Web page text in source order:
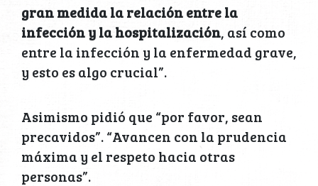
gran medida la relación entre la
infección y la hospitalización, así como
entre la infección y la enfermedad grave,
y esto es algo crucial”.
Asimismo pidió que “por favor, sean
precavidos”. “Avancen con la prudencia
máxima y el respeto hacia otras
personas”.